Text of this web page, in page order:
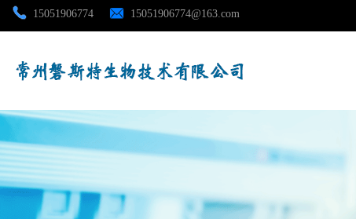
15051906774 15051906774@163.com
公司首页
公司介绍
公司动态